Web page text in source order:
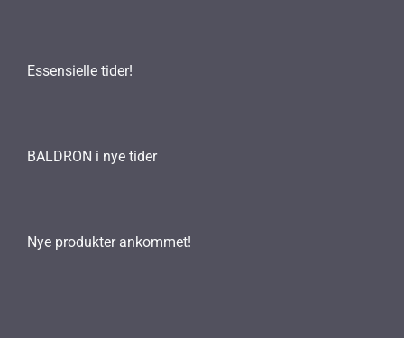
Essensielle tider!
BALDRON i nye tider
Nye produkter ankommet!